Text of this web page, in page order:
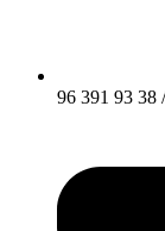
96 391 93 38